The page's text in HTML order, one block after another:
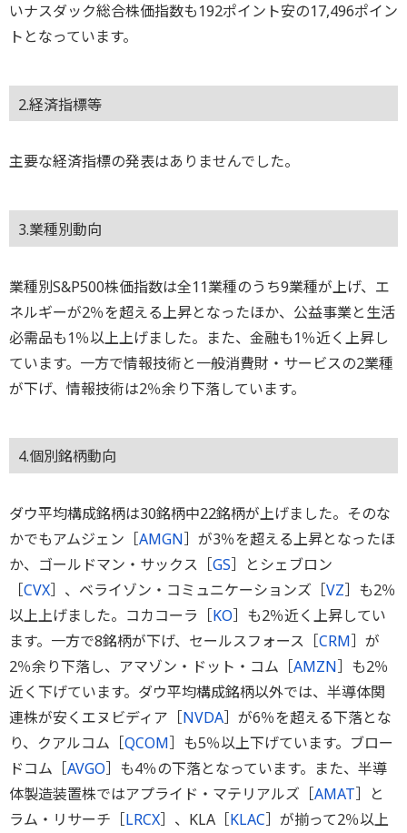
いナスダック総合株価指数も192ポイント安の17,496ポイン
トとなっています。
2.経済指標等
主要な経済指標の発表はありませんでした。
3.業種別動向
業種別S&P500株価指数は全11業種のうち9業種が上げ、エ
ネルギーが2％を超える上昇となったほか、公益事業と生活
必需品も1％以上上げました。また、金融も1％近く上昇し
ています。一方で情報技術と一般消費財・サービスの2業種
が下げ、情報技術は2％余り下落しています。
4.個別銘柄動向
ダウ平均構成銘柄は30銘柄中22銘柄が上げました。そのな
かでもアムジェン［AMGN］が3％を超える上昇となったほ
か、ゴールドマン・サックス［GS］とシェブロン
［CVX］、ベライゾン・コミュニケーションズ［VZ］も2％
以上上げました。コカコーラ［KO］も2％近く上昇してい
ます。一方で8銘柄が下げ、セールスフォース［CRM］が
2％余り下落し、アマゾン・ドット・コム［AMZN］も2％
近く下げています。ダウ平均構成銘柄以外では、半導体関
連株が安くエヌビディア［NVDA］が6％を超える下落とな
り、クアルコム［QCOM］も5％以上下げています。ブロー
ドコム［AVGO］も4％の下落となっています。また、半導
体製造装置株ではアプライド・マテリアルズ［AMAT］と
ラム・リサーチ［LRCX］、KLA［KLAC］が揃って2％以上